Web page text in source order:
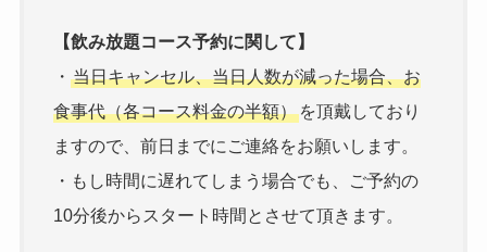
【飲み放題コース予約に関して】
・ 当日キャンセル、当日人数が減った場合、お
食事代（各コース料金の半額）を頂戴しており
ますので、前日までにご連絡をお願いします。
・もし時間に遅れてしまう場合でも、ご予約の
10分後からスタート時間とさせて頂きます。